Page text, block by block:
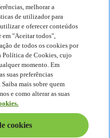
melhorar a
de utilizador para
e oferecer conteúdos
em "Aceitar todos",
de todos os cookies por
Política de Cookies, cujo
momento. Em
suas preferências
mais sobre quem
e como alterar as suas
cookies